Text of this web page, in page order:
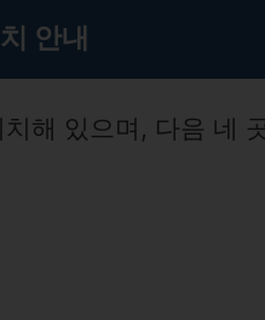
안내
해 있으며, 다음 네